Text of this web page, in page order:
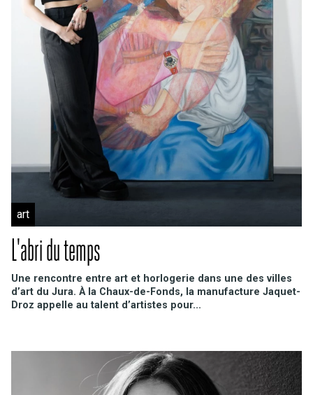
art
L'abri du temps
Une rencontre entre art et horlogerie dans une des villes
d’art du Jura. À la Chaux-de-Fonds, la manufacture Jaquet-
Droz appelle au talent d’artistes pour...